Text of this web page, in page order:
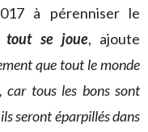
à pérenniser le
tout se joue, ajoute
que tout le monde
car tous les bons sont
seront éparpillés dans